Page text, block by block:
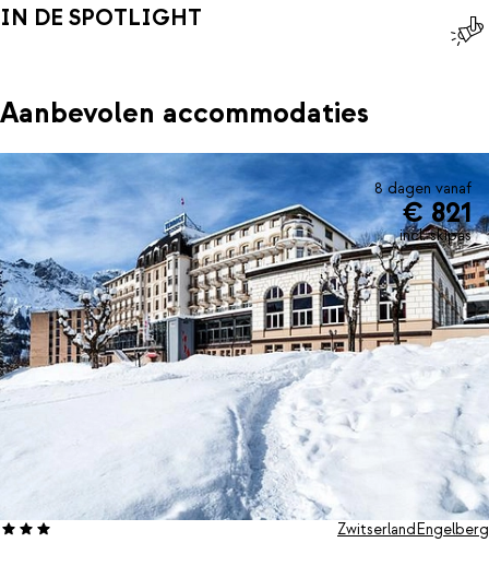
IN DE SPOTLIGHT
Aanbevolen accommodaties
8 dagen vanaf
€ 821
incl. skipas
ZwitserlandEngelberg